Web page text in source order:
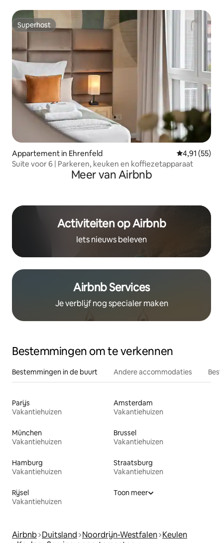
Superhost
Superhost
Appartement in Ehrenfeld Gemiddelde
4,91 (55)
Suite voor 6 | Parkeren, keuken en koffiezetapparaat
Meer van Airbnb
Activiteiten op Airbnb
Iets nieuws beleven
Airbnb Services
Je verblijf nog specialer maken
Bestemmingen om te verkennen
Bestemmingen in de buurt Andere accommodaties
Parijs
Vakantiehuizen
Amsterdam
Vakantiehuizen
München
Vakantiehuizen
Brussel
Vakantiehuizen
Hamburg
Vakantiehuizen
Straatsburg
Vakantiehuizen
Rijsel
Vakantiehuizen
Toon meer
Airbnb Duitsland Noordrijn-Westfalen Keulen